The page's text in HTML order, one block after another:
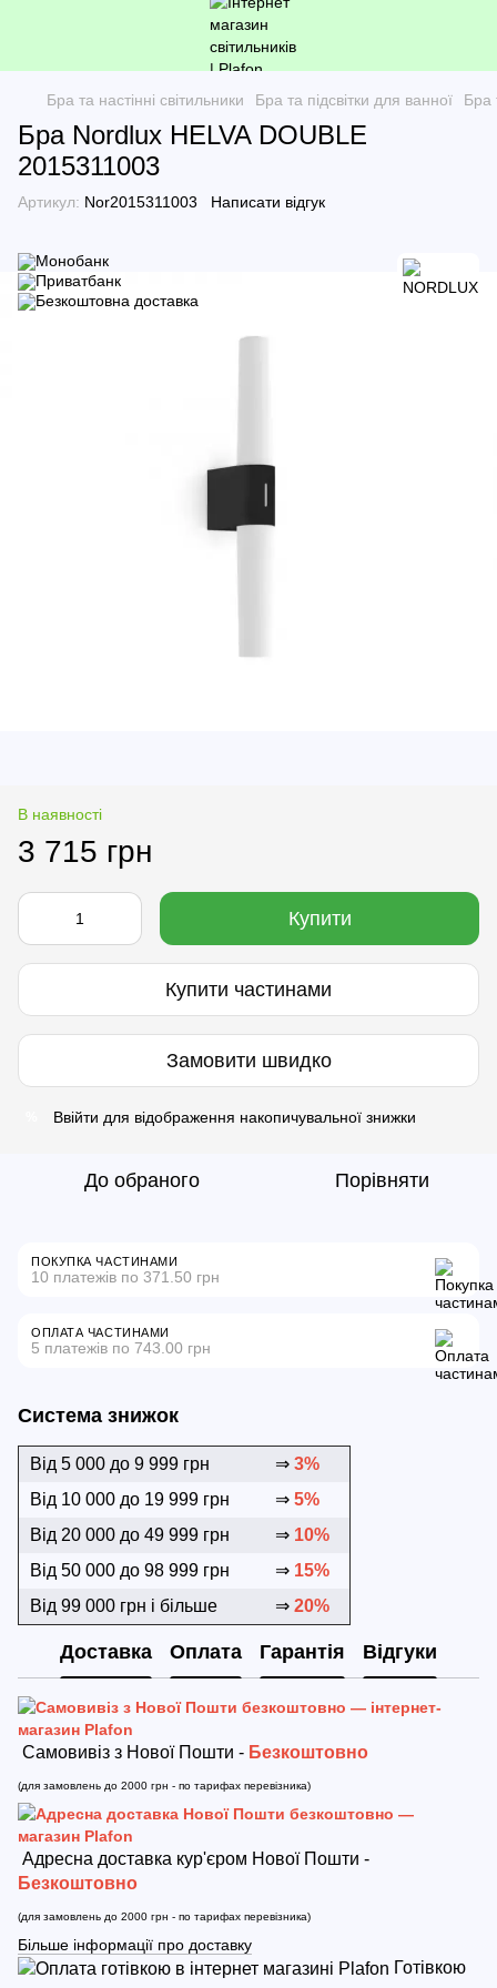
Бра та настінні світильники Бра та підсвітки для ванної Бра
Бра Nordlux HELVA DOUBLE
2015311003
Артикул: Nor2015311003 Написати відгук
В наявності
3 715 грн
Купити
Купити частинами
Замовити швидко
Ввійти для відображення накопичувальної знижки
До обраного Порівняти
ПОКУПКА ЧАСТИНАМИ
10 платежів по 371.50 грн
ОПЛАТА ЧАСТИНАМИ
5 платежів по 743.00 грн
Система знижок
Від 5 000 до 9 999 грн ⇒ 3%
Від 10 000 до 19 999 грн
⇒ 5%
Від 20 000 до 49 999 грн
⇒ 10%
Від 50 000 до 98 999 грн
⇒ 15%
Від 99 000 грн і більше
⇒ 20%
Доставка Оплата Гарантія Відгуки
Самовивіз з Нової Пошти - Безкоштовно
(для замовлень до 2000 грн - по тарифах перевізника)
Адресна доставка кур'єром Нової Пошти -
Безкоштовно
(для замовлень до 2000 грн - по тарифах перевізника)
Більше інформації про доставку
Готівкою